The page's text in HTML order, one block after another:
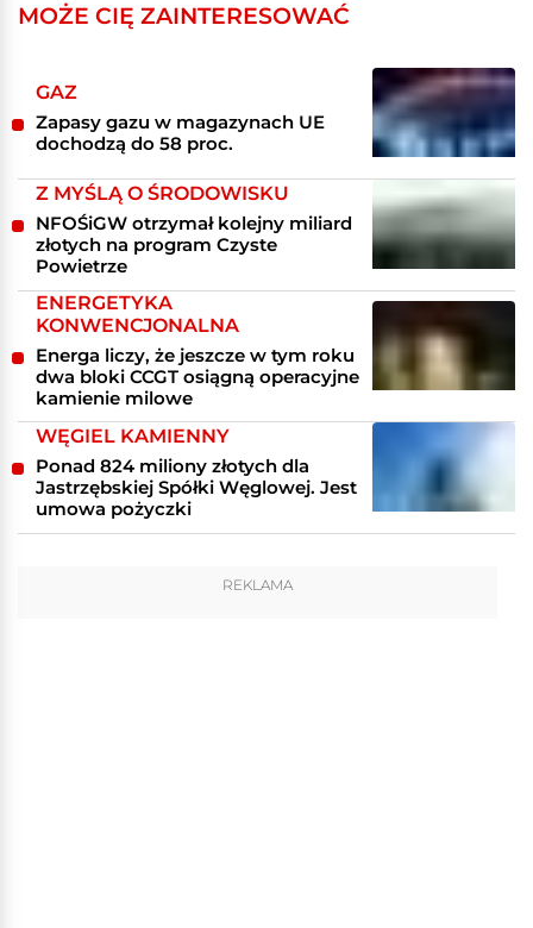
MOŻE CIĘ ZAINTERESOWAĆ
GAZ
Zapasy gazu w magazynach UE
dochodzą do 58 proc.
Z MYŚLĄ O ŚRODOWISKU
NFOŚiGW otrzymał kolejny miliard
złotych na program Czyste
Powietrze
ENERGETYKA
KONWENCJONALNA
Energa liczy, że jeszcze w tym roku
dwa bloki CCGT osiągną operacyjne
kamienie milowe
WĘGIEL KAMIENNY
Ponad 824 miliony złotych dla
Jastrzębskiej Spółki Węglowej. Jest
umowa pożyczki
REKLAMA